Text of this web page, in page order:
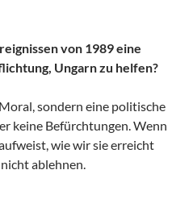
von 1989 eine
Ungarn zu helfen?
sondern eine politische
keine Befürchtungen. Wenn
wie wir sie erreicht
ablehnen.